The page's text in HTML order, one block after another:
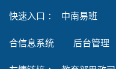
快速入口 ： 中南易班
合信息系统 后台管理